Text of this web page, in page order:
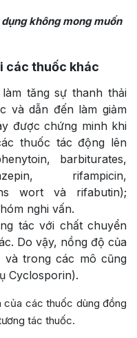
không mong muốn
các thuốc khác
tăng sự thanh thải
và dẫn đến làm giảm
được chứng minh khi
thuốc tác động lên
barbiturates,
rifampicin,
wort và rifabutin);
nghi vấn.
tác với chất chuyển
Do vậy, nồng độ của
trong các mô cũng
Cyclosporin).
của các thuốc dùng đồng
tác thuốc.